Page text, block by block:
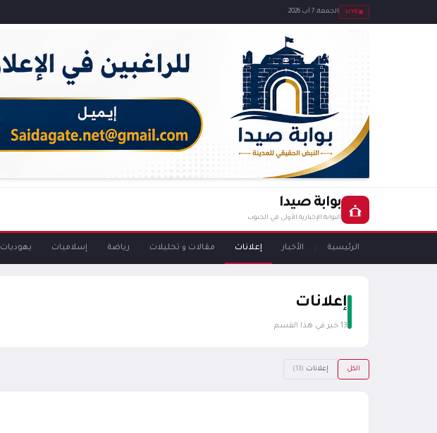
LIVE الجمعة، 7 آب 2026
بوابة صيدا
البوابة الإخبارية الأولى في الجنوب
الرئيسية الأخبار إعلانات مقالات و تحليلات رياضة إسلاميات يهوديات
إعلانات
13 خبر في هذا القسم
الكل إعلانات (13)